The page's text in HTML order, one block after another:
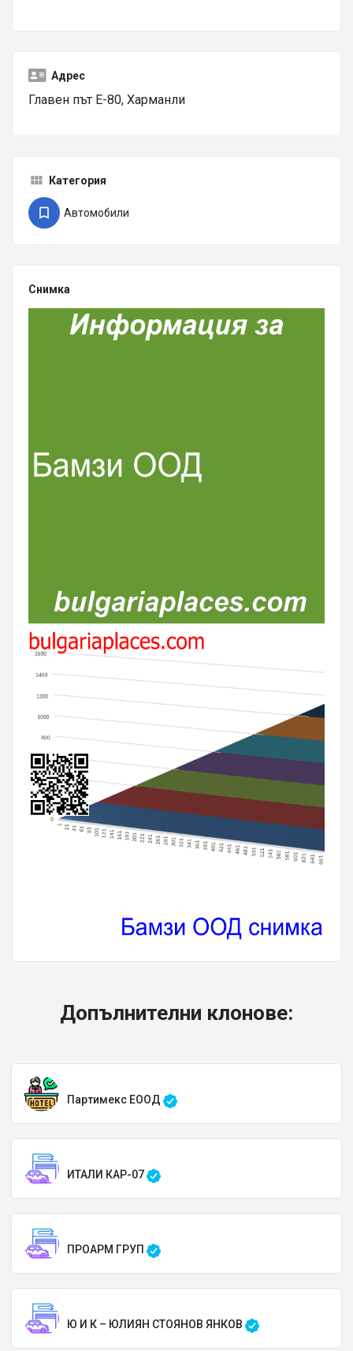
Адрес
Главен път Е-80, Харманли
Категория
Автомобили
Снимка
Допълнителни клонове:
Партимекс ЕООД
ИТАЛИ КАР-07
ПРОАРМ ГРУП
Ю И К – ЮЛИЯН СТОЯНОВ ЯНКОВ